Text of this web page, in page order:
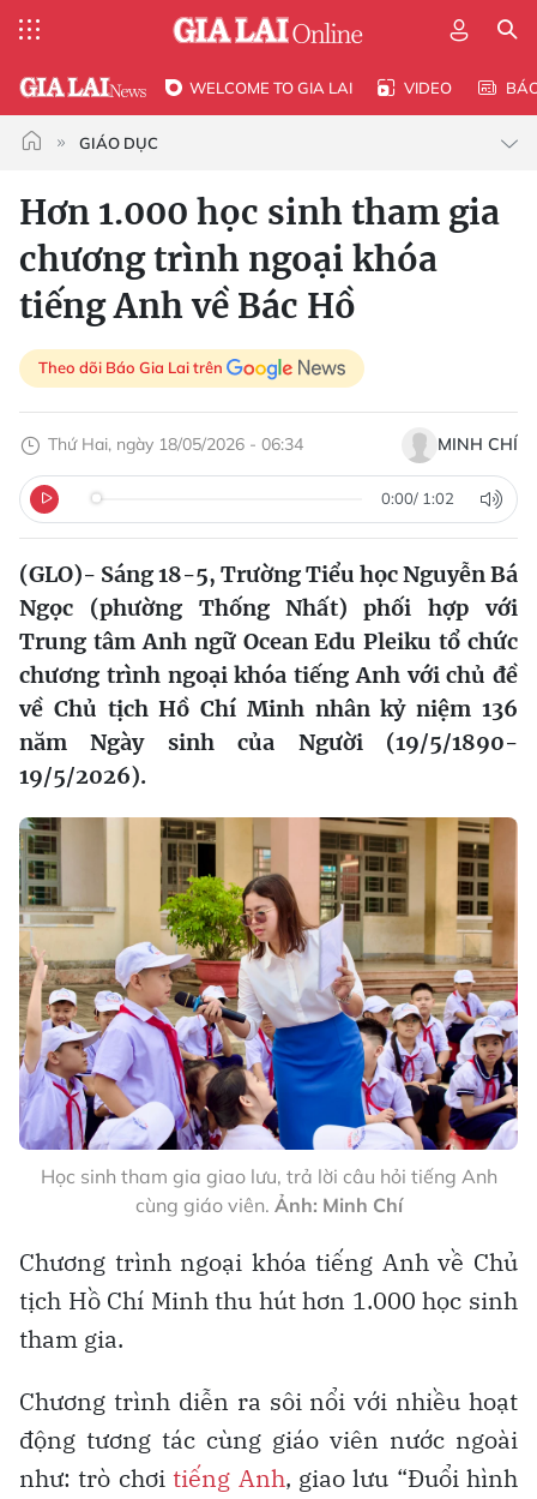
WELCOME TO GIA LAI VIDEO
GIÁO DỤC
Hơn 1.000 học sinh tham gia
chương trình ngoại khóa
tiếng Anh về Bác Hồ
Theo dõi Báo Gia Lai trên
Thứ Hai, ngày 18/05/2026 - 06:34 MINH CHÍ
0:00/ 1:02
(GLO)- Sáng 18-5, Trường Tiểu học Nguyễn Bá
Ngọc (phường Thống Nhất) phối hợp với
Trung tâm Anh ngữ Ocean Edu Pleiku tổ chức
chương trình ngoại khóa tiếng Anh với chủ đề
về Chủ tịch Hồ Chí Minh nhân kỷ niệm 136
năm Ngày sinh của Người (19/5/1890-
19/5/2026).
Học sinh tham gia giao lưu, trả lời câu hỏi tiếng Anh
cùng giáo viên. Ảnh: Minh Chí
Chương trình ngoại khóa tiếng Anh về Chủ
tịch Hồ Chí Minh thu hút hơn 1.000 học sinh
tham gia.
Chương trình diễn ra sôi nổi với nhiều hoạt
động tương tác cùng giáo viên nước ngoài
như: trò chơitiếng Anh, giao lưu “Đuổi hình